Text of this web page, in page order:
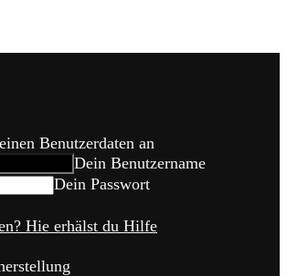
Benutzerdaten an
Dein Benutzername
Dein Passwort
Hie erhälst du Hilfe